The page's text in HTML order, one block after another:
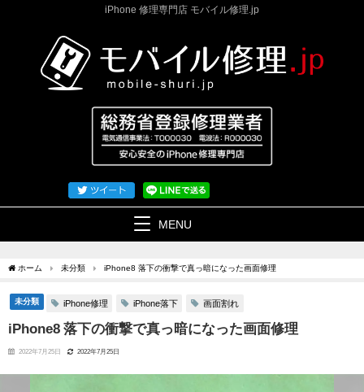
iPhone 修理専門店 モバイル修理.jp
MENU
ホーム 未分類 iPhone8 落下の衝撃で真っ暗になった画面修理
未分類 iPhone修理 iPhone落下 画面割れ
iPhone8 落下の衝撃で真っ暗になった画面修理
2022年7月25日 2022年7月25日